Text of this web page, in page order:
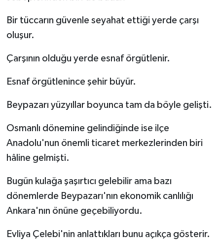
Bir tüccarın güvenle seyahat ettiği yerde çarşı
oluşur.
Çarşının olduğu yerde esnaf örgütlenir.
Esnaf örgütlenince şehir büyür.
Beypazarı yüzyıllar boyunca tam da böyle gelişti.
Osmanlı dönemine gelindiğinde ise ilçe
Anadolu'nun önemli ticaret merkezlerinden biri
hâline gelmişti.
Bugün kulağa şaşırtıcı gelebilir ama bazı
dönemlerde Beypazarı'nın ekonomik canlılığı
Ankara'nın önüne geçebiliyordu.
Evliya Çelebi'nin anlattıkları bunu açıkça gösterir.